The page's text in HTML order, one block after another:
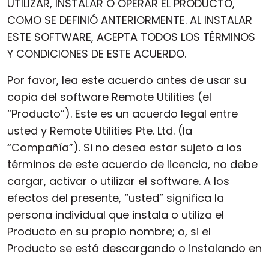
UTILIZAR, INSTALAR O OPERAR EL PRODUCTO,
COMO SE DEFINIÓ ANTERIORMENTE. AL INSTALAR
ESTE SOFTWARE, ACEPTA TODOS LOS TÉRMINOS
Y CONDICIONES DE ESTE ACUERDO.
Por favor, lea este acuerdo antes de usar su
copia del software Remote Utilities (el
“Producto”). Este es un acuerdo legal entre
usted y Remote Utilities Pte. Ltd. (la
“Compañía”). Si no desea estar sujeto a los
términos de este acuerdo de licencia, no debe
cargar, activar o utilizar el software. A los
efectos del presente, “usted” significa la
persona individual que instala o utiliza el
Producto en su propio nombre; o, si el
Producto se está descargando o instalando en